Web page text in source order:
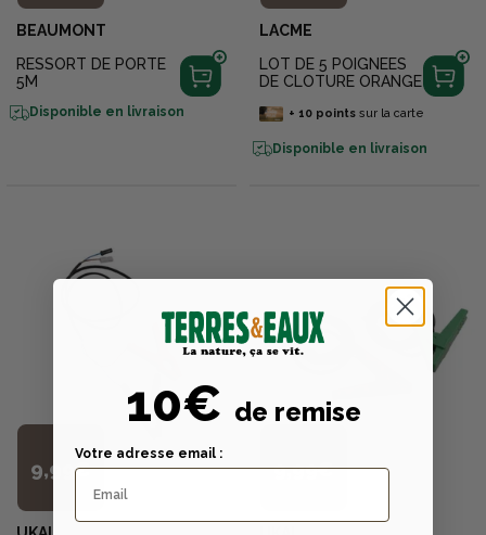
BEAUMONT
RESSORT DE PORTE
5M
Disponible en livraison
LACME
LOT DE 5 POIGNEES
DE CLOTURE ORANGE
+ 10pointssur la carte
Disponible en livraison
9,99€ 9,99€
10€ de remise
Votre adresse email :